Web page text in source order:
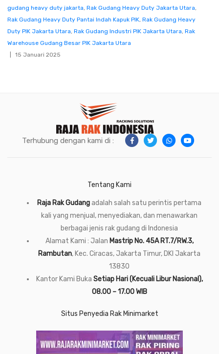
gudang heavy duty jakarta, Rak Gudang Heavy Duty Jakarta Utara,
Rak Gudang Heavy Duty Pantai Indah Kapuk PIK, Rak Gudang Heavy
Duty PIK Jakarta Utara, Rak Gudang Industri PIK Jakarta Utara, Rak
Warehouse Gudang Besar PIK Jakarta Utara
15 Januari 2025
Terhubung dengan kami di :
Tentang Kami
Raja Rak Gudangadalah salah satu perintis pertama
kali yang menjual, menyediakan, dan menawarkan
berbagai jenis rak gudang di Indonesia
Alamat Kami : Jalan Mastrip No. 45A RT.7/RW.3,
Rambutan, Kec. Ciracas, Jakarta Timur, DKI Jakarta
13830
Kantor Kami Buka Setiap Hari (Kecuali Libur Nasional),
08.00 – 17.00 WIB
Situs Penyedia Rak Minimarket